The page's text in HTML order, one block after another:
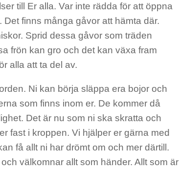
till Er alla. Var inte rädda för att öppna
finns många gåvor att hämta där.
Sprid dessa gåvor som träden
frön kan gro och det kan växa fram
alla att ta del av.
Ni kan börja släppa era bojor och
som finns inom er. De kommer då
Det är nu som ni ska skratta och
fast i kroppen. Vi hjälper er gärna med
få allt ni har drömt om och mer därtill.
välkomnar allt som händer. Allt som är